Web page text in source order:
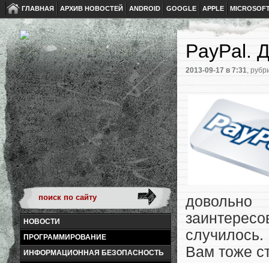
ГЛАВНАЯ АРХИВ НОВОСТЕЙ ANDROID GOOGLE APPLE
НОВОСТИ
ПРОГРАММИРОВАНИЕ
ИНФОРМАЦИОННАЯ БЕЗОПАСНОСТЬ
PayPal.
2013-09-17 в 7:31,
случилось.
Вам тоже